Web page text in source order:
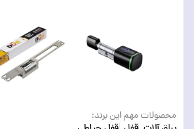
محصولات مهم این برند: